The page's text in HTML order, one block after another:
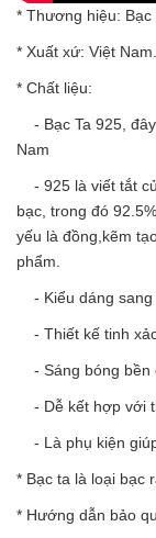
* Thương hiệu: Bạc
* Xuất xứ: Việt Nam.
* Chất liệu:
- Bạc Ta 925,
Nam
- 925 là viết tắt
bạc, trong đó
yếu là đồng,kẽm
phẩm.
- Kiểu dáng sang
- Thiết kế tinh
- Sáng bóng bền
- Dễ kết hợp với
- Là phụ kiện
* Bạc ta là loại bạc
* Hướng dẫn bảo